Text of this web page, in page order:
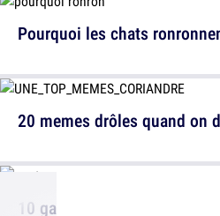
Pourquoi les chats
10 galères quand tu es né(e)
20 memes drôles quand on